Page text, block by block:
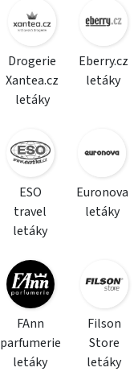
Drogerie
Xantea.cz
letáky
Eberry.cz
letáky
ESO
travel
letáky
Euronova
letáky
FAnn
parfumerie
letáky
Filson
Store
letáky